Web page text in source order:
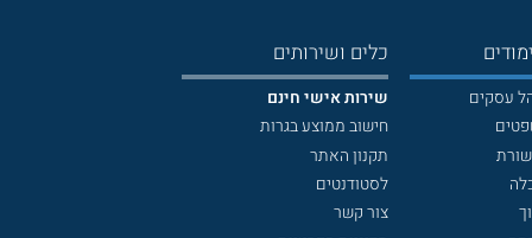
עסקים
כלים ושירותים
שירות אישי חינם
חישוב ממוצע בגרות
תקנון האתר
לסטודנטים
צור קשר